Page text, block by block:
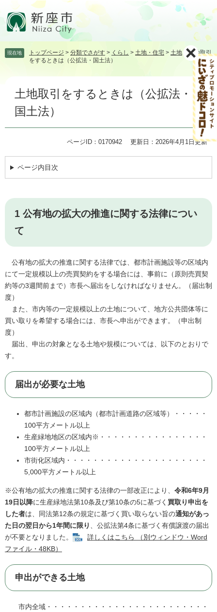
頭飛 現在地 トップページ > 分類でさがす > くらし > 土地・住宅 > 土地>土地取引
をするときは（公拡法・国土法）
土地取引をするときは（公拡法・
国土法）
ページID：0170942 更新日：2026年4月1日更新
ページ内目次
1 公有地の拡大の推進に関する法律につい
て
公有地の拡大の推進に関する法律では、都市計画施設等の区域内
にて一定規模以上の売買契約をする場合には、事前に（原則売買契
約等の3週間前まで）市長へ届出をしなければなりません。（届出制
度）
また、市内等の一定規模以上の土地について、地方公共団体等に
買い取りを希望する場合には、市長へ申出ができます。（申出制
度）
届出、申出の対象となる土地や規模については、以下のとおりで
す。
届出が必要な土地
都市計画施設の区域内（都市計画道路の区域等）・・・・・
100平方メートル以上
生産緑地地区の区域内※・・・・・・・・・・・・・・・・
100平方メートル以上
市街化区域内・・・・・・・・・・・・・・・・・・・・・
5,000平方メートル以上
※公有地の拡大の推進に関する法律の一部改正により、 令和6年9月
19日以降に生産緑地法第10条及び第10条の5に基づく 買取り申出を
した者は、同法第12条の規定に基づく買い取らない旨の通知があっ
た日の翌日から1年間に限り
、公拡法第4条に基づく有償譲渡の届出
が不要となりました。
詳しくはこちら （別ウィンドウ・Word
ファイル・48KB）
申出ができる土地
市内全域・・・・・・・・・・・・・・・・・・・・・・・・